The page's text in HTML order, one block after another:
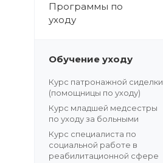
Программы по
уходу
Обучение уходу
Курс патронажной сиделки
(помощницы по уходу)
Курс младшей медсестры
по уходу за больными
Курс специалиста по
социальной работе в
реабилитационной сфере